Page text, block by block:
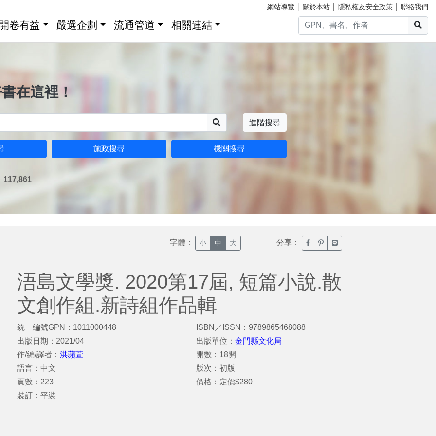
網站導覽 關於本站 隱私權及安全政策 聯絡我們
卷有益 嚴選企劃 流通管道 相關連結
在這裡！
進階搜尋
施政搜尋 機關搜尋
117,861
字體： 小 中 大 分享： 臉書分享(另開新視窗)
噗浪分享(另開新視窗)
Line分享(另開新視窗)
浯島文學獎. 2020第17屆, 短篇小說.散
文創作組.新詩組作品輯
統一編號GPN：1011000448
出版日期：2021/04
作/編/譯者： 洪蘋萱
語言：中文
頁數：223
裝訂：平裝
ISBN／ISSN：9789865468088
出版單位：金門縣文化局
開數：18開
版次：初版
價格：定價$280